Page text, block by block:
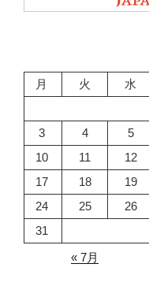
月
火 水
3
4 5
10
11 12
17
18 19
24
25 26
31
« 7月